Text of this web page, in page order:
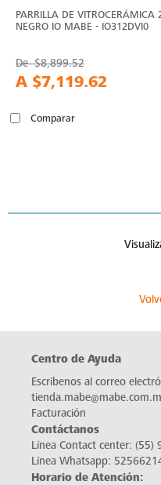
PARRILLA DE
NEGRO IO MABE - IO312DVI0
De$8,899.52
A $7,119.62
Comparar
Centro de Ayuda
Escríbenos al correo
Facturación
Contáctanos
Línea Contact center: (55)
Línea Whatsapp:
Horario de Atención: